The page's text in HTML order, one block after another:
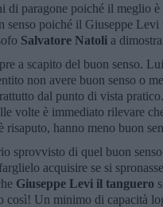
di paragone poiché il meglio
senso poiché il Giuseppe
Salvatore Natoli a
a scapito del buon senso.
non avere buon senso o
dal punto di vista
volte è immediato rilevare
risaputo, hanno meno buon
sprovvisto di quel buon
acquisire se si
Giuseppe Levi il tanguero
così! Un minimo di capacità